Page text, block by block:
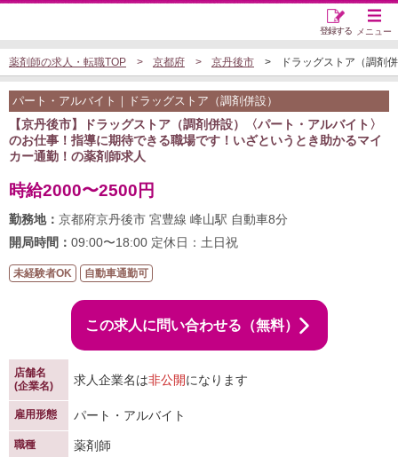
メニュー
登録する
薬剤師の求人・転職TOP 京都府 京丹後市 ドラッグストア（調剤
パート・アルバイト｜ドラッグストア（調剤併設）
【京丹後市】ドラッグストア（調剤併設）〈パート・アルバイト〉
のお仕事！指導に期待できる職場です！いざというとき助かるマイ
カー通勤！の薬剤師求人
時給2000〜2500円
勤務地： 京都府京丹後市 宮豊線 峰山駅 自動車8分
開局時間： 09:00〜18:00 定休日：土日祝
未経験者OK 自動車通勤可
この求人に問い合わせる（無料）
店舗名
(企業名)
求人企業名は非公開になります
雇用形態 パート・アルバイト
職種 薬剤師